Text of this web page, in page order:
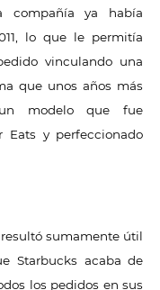
compañía ya había
lo que le permitía
vinculando una
que unos años más
modelo que fue
Eats y perfeccionado
sumamente útil
Starbucks acaba de
los pedidos en sus